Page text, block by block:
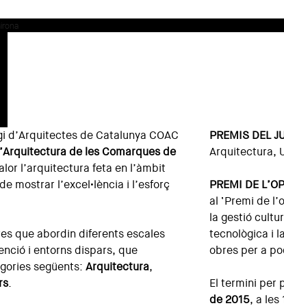
d’Arquitectes de Catalunya COAC
de les Comarques de
l’arquitectura feta en l’àmbit
mostrar l’excel•lència i l’esforç
que abordin diferents escales
i entorns dispars, que
següents:Arquitectura,
.
PREMIS DEL
Arquitectura,
PREMI DE
al ‘Premi de
la gestió
tecnològica i
obres per a
El termini per
de 2015, a les